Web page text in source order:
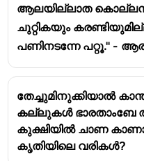
കുഞ്ഞുണ്ണി
സൂക്ഷ്മതയും
തത്ത്വചിന്തയും
ആത്മവിമർശനവും
ഈ വരികളിൽ,
തൻ്റെ കാപട്യം
കഴിഞ്ഞില്ലല്ലോ
ആലയില്ലാത
ചുറ്റികയും
പണിനടന്നേ പറ്റൂ.'' -
തേച്ചുമിനുക്കിയാൽ
കല്ലുകൾ ഭാരതാംബേ
കുക്ഷിയിൽ ചാണ
കൃതിയിലെ വരികൾ?